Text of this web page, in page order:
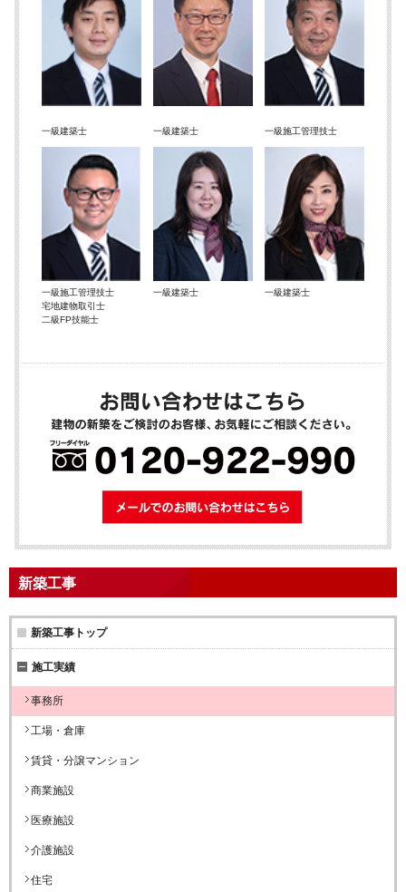
一級建築士 一級建築士 一級施工管理技士
一級施工管理技士
宅地建物取引士
二級FP技能士
一級建築士 一級建築士
メールでのお
新築工事
新築工事トップ
施工実績
事務所
工場・倉庫
賃貸・分譲マンション
商業施設
医療施設
介護施設
住宅